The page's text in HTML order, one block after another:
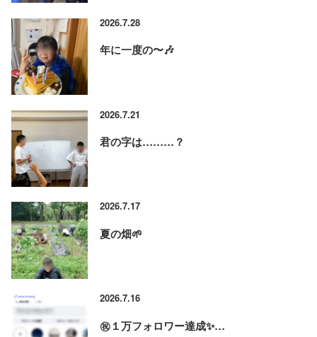
2026.7.28
年に一度の〜🎶
2026.7.21
君の字は………？
2026.7.17
夏の畑🌱
2026.7.16
㊗️１万フォロワー達成✨…